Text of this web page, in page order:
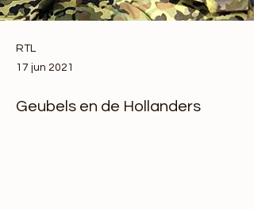
RTL
17 jun 2021
Geubels en de Hollanders